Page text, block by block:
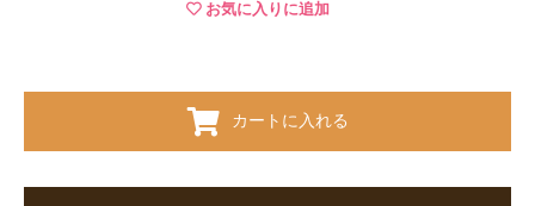
お気に入りに追加
カートに入れる